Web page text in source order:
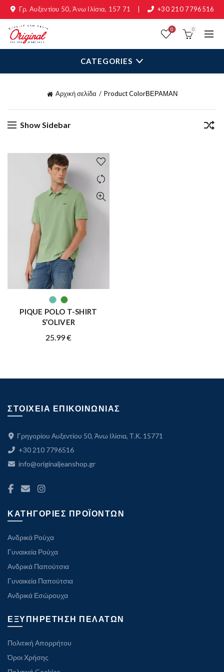
Γρ. Αυξεντίου 50, Άνω Ιλίσια, 157 71 +30 210 7796516
0 0
CATEGORIES
Αρχική σελίδα Product ColorΒΕΡΑΜΑΝ
Show Sidebar
ΑΓΟΡΑ
PIQUE POLO T-SHIRT
S’OLIVER
25.99€
ΣΤΟΙΧΕΙΑ ΕΠΙΚΟΙΝΩΝΙΑΣ
Γρηγορίου Αυξεντίου 50, Άνω Ιλίσια, Τ.Κ. 15771
+30 210 7796516
info@originaljeanshop.gr
ΚΑΤΗΓΟΡΙΕΣ ΠΡΟΪΟΝΤΩΝ
Ανδρικά Ρούχα
Γυναικεία Ρούχα
Ανδρικά Παπούτσια
Γυναικεία Παπούτσια
Ανδρικά Εσώρουχα
ΕΞΥΠΗΡΕΤΗΣΗ ΠΕΛΑΤΩΝ
Πολιτική Απορρήτου
Όροι Χρήσης